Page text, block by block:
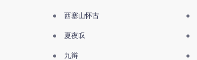
西塞山怀古
夏夜叹
九辩